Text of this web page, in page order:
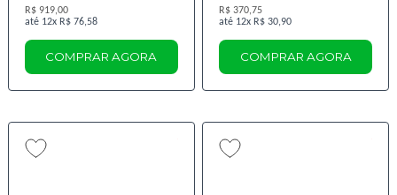
R$ 919,00
12x R$ 76,58
COMPRAR AGORA
R$ 370,75
12x R$ 30,90
COMPRAR AGORA